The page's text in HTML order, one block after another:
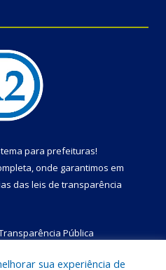
para prefeituras!
onde garantimos em
das leis de transparência
Pública
sua experiência de